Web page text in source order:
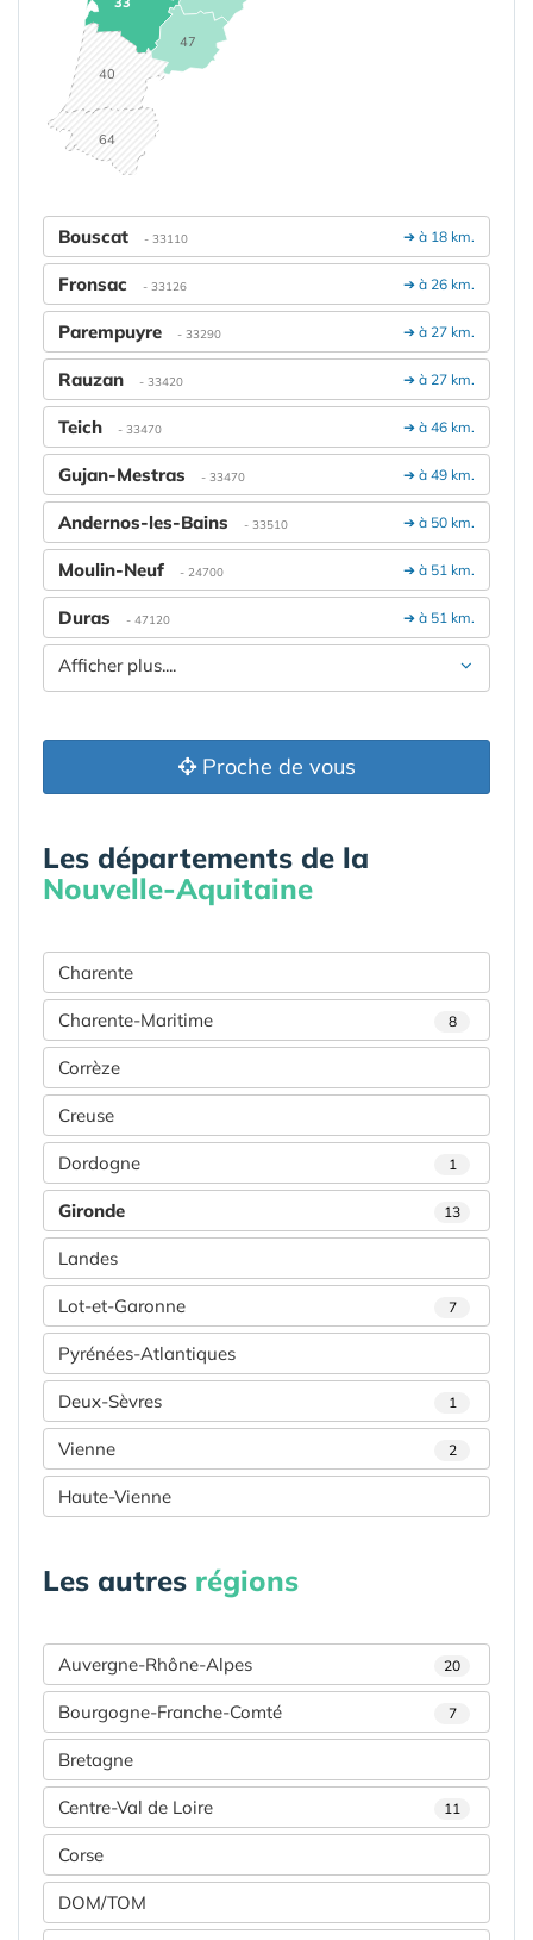
40
47
64
➔ à 18 km.
Bouscat - 33110
➔ à 26 km.
Fronsac - 33126
➔ à 27 km.
Parempuyre - 33290
➔ à 27 km.
Rauzan - 33420
➔ à 46 km.
Teich - 33470
➔ à 49 km.
Gujan-Mestras - 33470
➔ à 50 km.
Andernos-les-Bains - 33510
➔ à 51 km.
Moulin-Neuf - 24700
➔ à 51 km.
Duras - 47120
Afficher plus....
Proche de vous
Les départements de la
Nouvelle-Aquitaine
Charente
Charente-Maritime 8
Corrèze
Creuse
Dordogne 1
Gironde 13
Landes
Lot-et-Garonne 7
Pyrénées-Atlantiques
Deux-Sèvres 1
Vienne 2
Haute-Vienne
Les autres régions
Auvergne-Rhône-Alpes 20
Bourgogne-Franche-Comté 7
Bretagne
Centre-Val de Loire 11
Corse
DOM/TOM